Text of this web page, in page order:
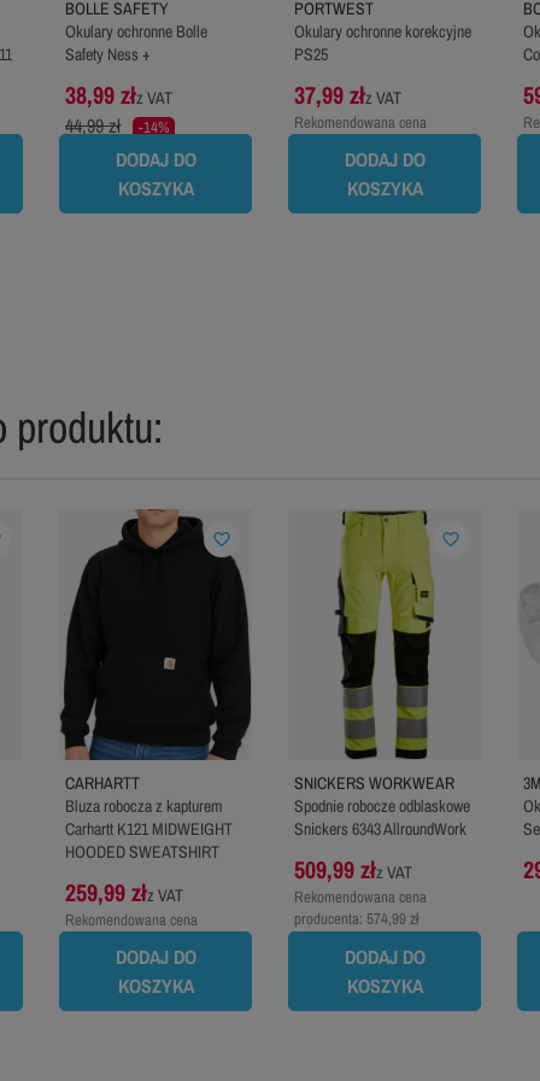
BOLLE SAFETY
Okulary ochronne Bolle
Safety Ness +
38,99 złz VAT
44,99 zł -14%
DODAJ DO
KOSZYKA
PORTWEST
Okulary ochronne korekcyjne
PS25
37,99 złz VAT
Rekomendowana cena
DODAJ DO
KOSZYKA
produktu:
CARHARTT
Bluza robocza z kapturem
Carhartt K121 MIDWEIGHT
HOODED SWEATSHIRT
259,99 złz VAT
Rekomendowana cena
DODAJ DO
KOSZYKA
favorite_border
SNICKERS WORKWEAR
Spodnie robocze odblaskowe
Snickers 6343 AllroundWork
509,99 złz VAT
Rekomendowana cena
producenta: 574,99 zł
DODAJ DO
KOSZYKA
favorite_border